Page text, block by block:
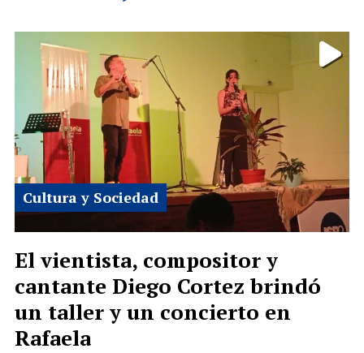
El vientista, compositor y
cantante Diego Cortez brindó
un taller y un concierto en
Rafaela
Cultura y Sociedad